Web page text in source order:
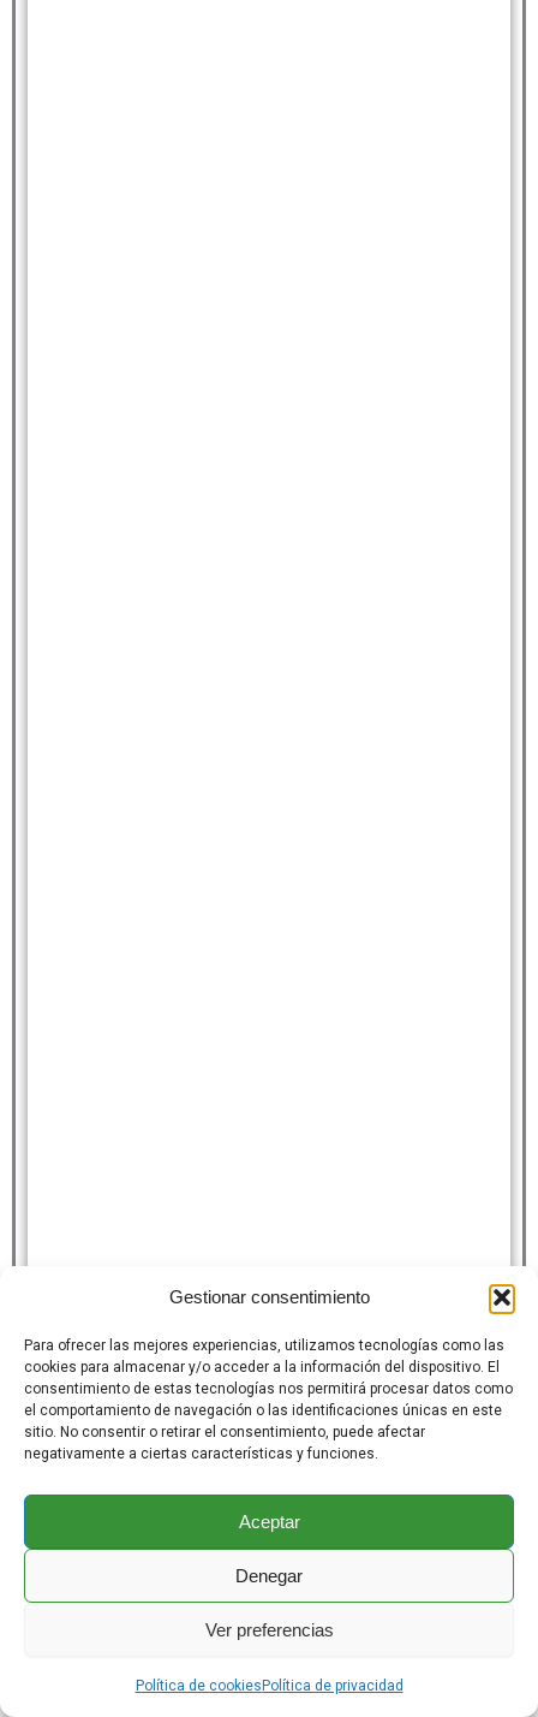
Gestionar consentimiento
Para ofrecer las mejores experiencias, utilizamos tecnologías como las
cookies para almacenar y/o acceder a la información del dispositivo. El
consentimiento de estas tecnologías nos permitirá procesar datos como
el comportamiento de navegación o las identificaciones únicas en este
sitio. No consentir o retirar el consentimiento, puede afectar
negativamente a ciertas características y funciones.
Aceptar
Denegar
Ver preferencias
Política de cookies Política de privacidad